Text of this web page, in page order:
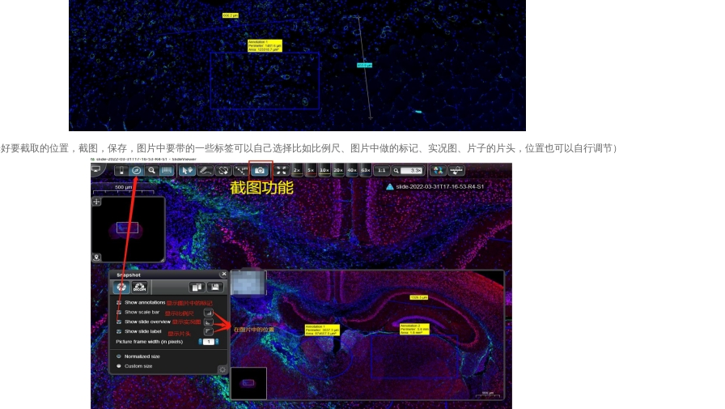
要截取的位置，截图，保存，图片中要带的一些标签可以自己选择比如比例尺、图片中做的标记、实况图、片子的片头，位置也可以自行调节）